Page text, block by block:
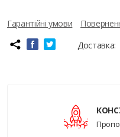
Гарантійні умови
Доставка: